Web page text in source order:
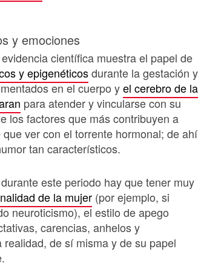
y emociones
científica muestra el papel de
y epigenéticosdurante la gestación y
en el cuerpo yel cerebro de la
para atender y vincularse con su
los factores que más contribuyen a
ver con el torrente hormonal; de ahí
tan característicos.
este periodo hay que tener muy
de la mujer (por ejemplo, si
neuroticismo), el estilo de apego
carencias, anhelos y
realidad, de sí misma y de su papel